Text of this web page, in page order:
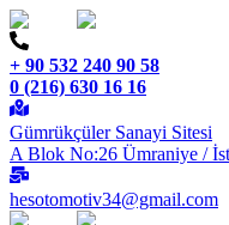
+ 90 532 240 90 58
0 (216) 630 16 16
Gümrükçüler Sanayi Sitesi
A Blok No:26 Ümraniye /
hesotomotiv34@gmail.com